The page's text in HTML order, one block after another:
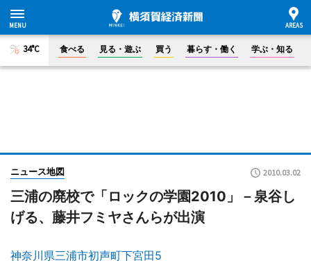
34°C 食べる 見る・遊ぶ 買う 暮らす・働く 学ぶ・知る
ニュース地図 2010.03.02
三浦の廃校で「ロックの学園2010」－泉谷し
げる、藤井フミヤさんらが出演
神奈川県三浦市初声町下宮田5